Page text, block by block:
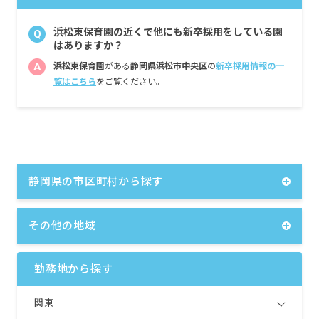
Q
浜松東保育園の近くで他にも新卒採用をしている園
はありますか？
A 浜松東保育園がある静岡県浜松市中央区の新卒採用情報の一
覧はこちらをご覧ください。
静岡県の市区町村から探す
その他の地域
勤務地から探す
関東